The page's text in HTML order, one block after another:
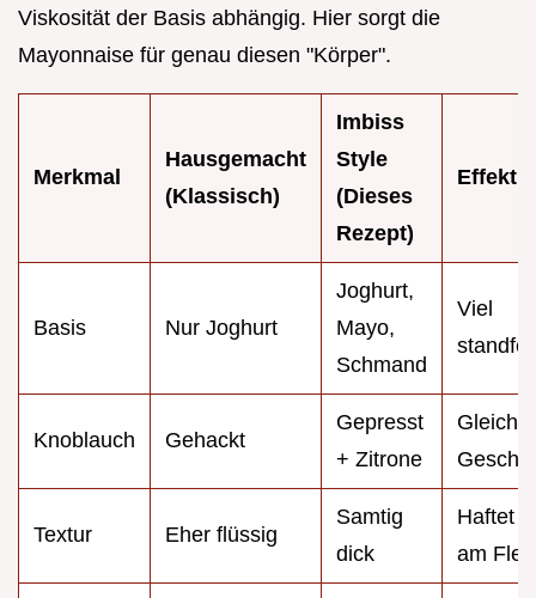
Viskosität der Basis abhängig. Hier sorgt die
Mayonnaise für genau diesen "Körper".
Merkmal
Hausgemacht
(Klassisch)
Imbiss
Style
(Dieses
Rezept)
Effekt
Basis Nur Joghurt
Joghurt,
Mayo,
Schmand
Viel
Knoblauch Gehackt
Gepresst
+ Zitrone
Textur Eher flüssig
Samtig
dick
Haftet
am